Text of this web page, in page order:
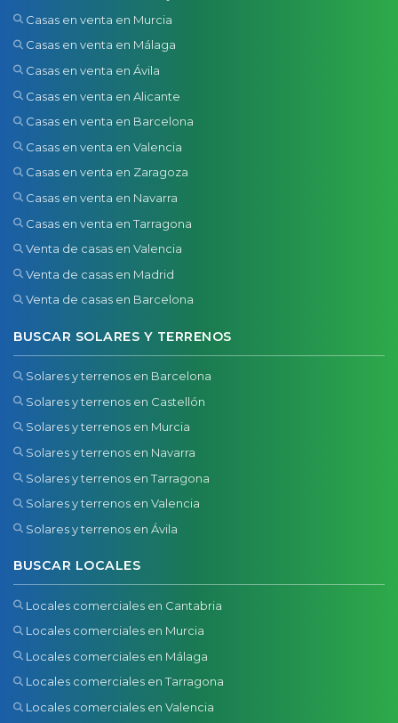
Casas en venta en Murcia
Casas en venta en Málaga
Casas en venta en Ávila
Casas en venta en Alicante
Casas en venta en Barcelona
Casas en venta en Valencia
Casas en venta en Zaragoza
Casas en venta en Navarra
Casas en venta en Tarragona
Venta de casas en Valencia
Venta de casas en Madrid
Venta de casas en Barcelona
BUSCAR SOLARES Y TERRENOS
Solares y terrenos en Barcelona
Solares y terrenos en Castellón
Solares y terrenos en Murcia
Solares y terrenos en Navarra
Solares y terrenos en Tarragona
Solares y terrenos en Valencia
Solares y terrenos en Ávila
BUSCAR LOCALES
Locales comerciales en Cantabria
Locales comerciales en Murcia
Locales comerciales en Málaga
Locales comerciales en Tarragona
Locales comerciales en Valencia